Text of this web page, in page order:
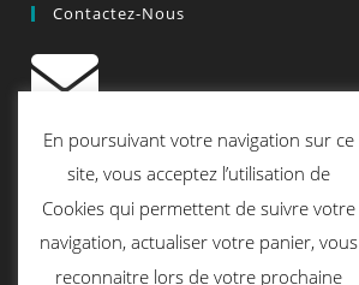
Contactez-Nous
contact@quiscrap.fr
Les Fiches Techniques et les Tutos
Le Blog
En poursuivant votre navigation sur ce
site, vous acceptez l’utilisation de
Cookies qui permettent de suivre votre
navigation, actualiser votre panier, vous
reconnaitre lors de votre prochaine